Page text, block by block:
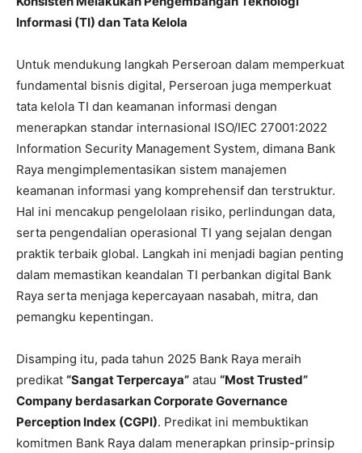
Informasi (TI) dan Tata Kelola
Untuk mendukung langkah Perseroan dalam memperkuat
fundamental bisnis digital, Perseroan juga memperkuat
tata kelola TI dan keamanan informasi dengan
menerapkan standar internasional ISO/IEC 27001:2022
Information Security Management System, dimana Bank
Raya mengimplementasikan sistem manajemen
keamanan informasi yang komprehensif dan terstruktur.
Hal ini mencakup pengelolaan risiko, perlindungan data,
serta pengendalian operasional TI yang sejalan dengan
praktik terbaik global. Langkah ini menjadi bagian penting
dalam memastikan keandalan TI perbankan digital Bank
Raya serta menjaga kepercayaan nasabah, mitra, dan
pemangku kepentingan.
Disamping itu, pada tahun 2025 Bank Raya meraih
predikat “Sangat Terpercaya” atau “Most Trusted”
Company berdasarkan Corporate Governance
Perception Index (CGPI). Predikat ini membuktikan
komitmen Bank Raya dalam menerapkan prinsip-prinsip